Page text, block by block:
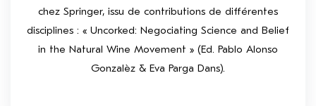
chez Springer, issu de contributions de différentes
disciplines : « Uncorked: Negociating Science and Belief
in the Natural Wine Movement » (Ed. Pablo Alonso
Gonzalèz & Eva Parga Dans).